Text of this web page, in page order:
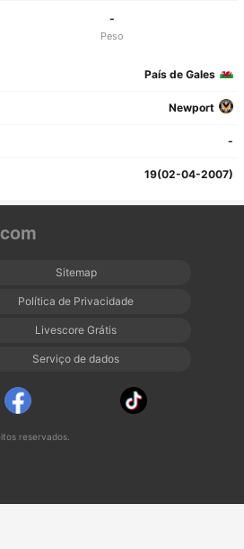
-
Peso
País de Gales
Newport
-
19(02-04-2007)
Sitemap
Política de Privacidade
Livescore Grátis
Serviço de dados
reservados.